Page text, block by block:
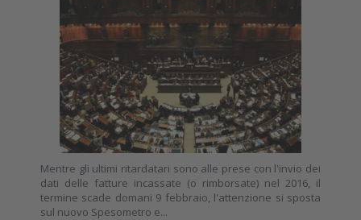
Mentre gli ultimi ritardatari sono alle prese con l'invio dei
dati delle fatture incassate (o rimborsate) nel 2016, il
termine scade domani 9 febbraio, l'attenzione si sposta
sul nuovo Spesometro e...